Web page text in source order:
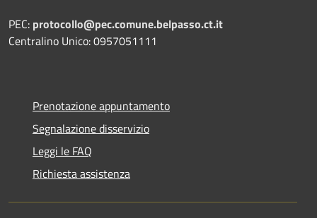
PEC: protocollo@pec.comune.belpasso.ct.it
Centralino Unico: 0957051111
Prenotazione appuntamento
Segnalazione disservizio
Leggi le FAQ
Richiesta assistenza